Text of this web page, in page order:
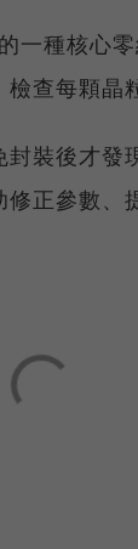
一種核心
查每顆晶
裝後才發
正參數、